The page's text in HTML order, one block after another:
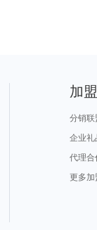
加
分销联
企业礼
代理合
更多加